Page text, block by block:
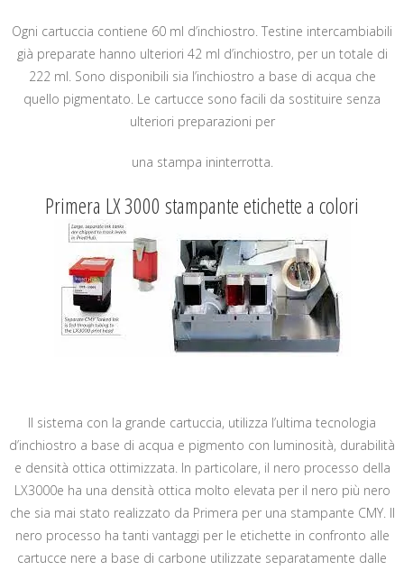
Ogni cartuccia contiene 60 ml d’inchiostro. Testine intercambiabili
già preparate hanno ulteriori 42 ml d’inchiostro, per un totale di
222 ml. Sono disponibili sia l’inchiostro a base di acqua che
quello pigmentato. Le cartucce sono facili da sostituire senza
ulteriori preparazioni per
una stampa ininterrotta.
Primera LX 3000 stampante etichette a colori
Il sistema con la grande cartuccia, utilizza l’ultima tecnologia
d’inchiostro a base di acqua e pigmento con luminosità, durabilità
e densità ottica ottimizzata. In particolare, il nero processo della
LX3000e ha una densità ottica molto elevata per il nero più nero
che sia mai stato realizzato da Primera per una stampante CMY. Il
nero processo ha tanti vantaggi per le etichette in confronto alle
cartucce nere a base di carbone utilizzate separatamente dalle